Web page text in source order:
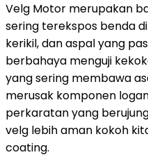
Velg Motor merupakan
sering terekspos benda
kerikil, dan aspal yang
berbahaya menguji
yang sering membawa
merusak komponen
perkaratan yang
velg lebih aman kokoh
coating.